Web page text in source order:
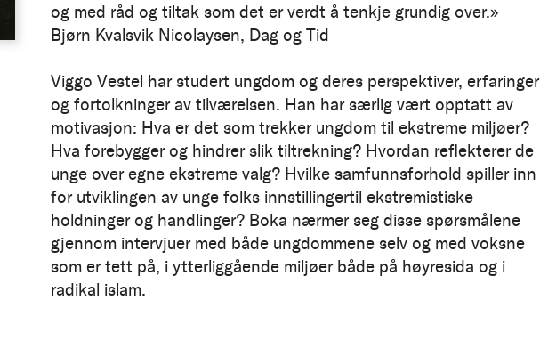
og med råd og tiltak som det er verdt å tenkje grundig over.»
Bjørn Kvalsvik Nicolaysen, Dag og Tid
Viggo Vestel har studert ungdom og deres perspektiver, erfaringer
og fortolkninger av tilværelsen. Han har særlig vært opptatt av
motivasjon: Hva er det som trekker ungdom til ekstreme miljøer?
Hva forebygger og hindrer slik tiltrekning? Hvordan reflekterer de
unge over egne ekstreme valg? Hvilke samfunnsforhold spiller inn
for utviklingen av unge folks innstillingertil ekstremistiske
holdninger og handlinger? Boka nærmer seg disse spørsmålene
gjennom intervjuer med både ungdommene selv og med voksne
som er tett på, i ytterliggående miljøer både på høyresida og i
radikal islam.